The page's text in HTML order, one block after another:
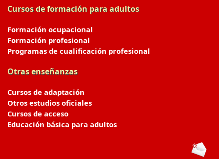
Cursos de formación para adultos
Formación ocupacional
Formación profesional
Programas de cualificación profesional
Otras enseñanzas
Cursos de adaptación
Otros estudios oficiales
Cursos de acceso
Educación básica para adultos